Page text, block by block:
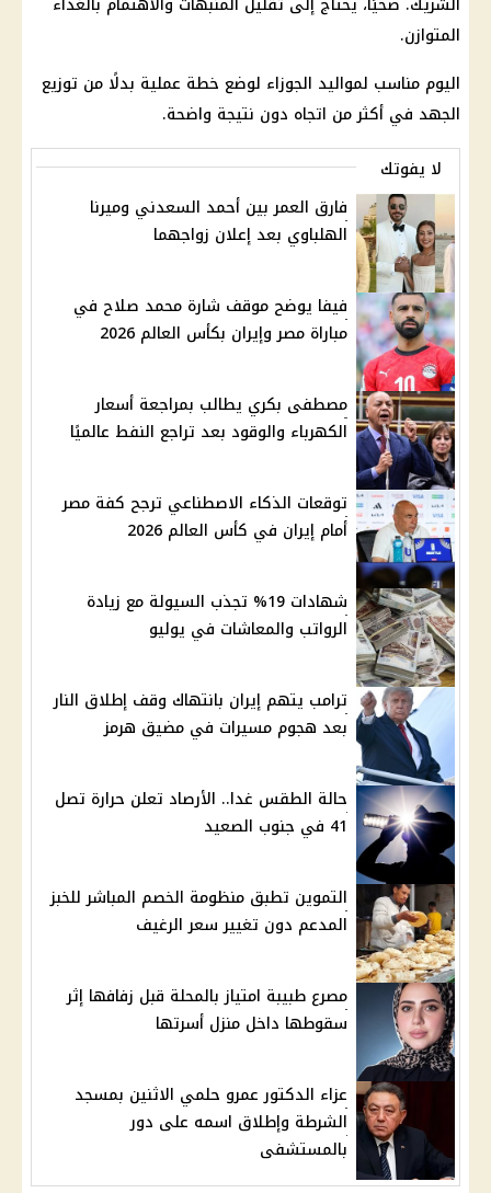
المتوازن.
اليوم مناسب لمواليد الجوزاء لوضع خطة عملية بدلًا من توزيع
الجهد في أكثر من اتجاه دون نتيجة واضحة.
لا يفوتك
فارق العمر بين أحمد السعدني وميرنا
الهلباوي بعد إعلان زواجهما
فيفا يوضح موقف شارة محمد صلاح في
مباراة مصر وإيران بكأس العالم 2026
مصطفى بكري يطالب بمراجعة أسعار
الكهرباء والوقود بعد تراجع النفط عالميًا
توقعات الذكاء الاصطناعي ترجح كفة مصر
أمام إيران في كأس العالم 2026
شهادات 19% تجذب السيولة مع زيادة
الرواتب والمعاشات في يوليو
ترامب يتهم إيران بانتهاك وقف إطلاق النار
بعد هجوم مسيرات في مضيق هرمز
حالة الطقس غدا.. الأرصاد تعلن حرارة تصل
41 في جنوب الصعيد
التموين تطبق منظومة الخصم المباشر للخبز
المدعم دون تغيير سعر الرغيف
مصرع طبيبة امتياز بالمحلة قبل زفافها إثر
سقوطها داخل منزل أسرتها
عزاء الدكتور عمرو حلمي الاثنين بمسجد
الشرطة وإطلاق اسمه على دور
بالمستشفى